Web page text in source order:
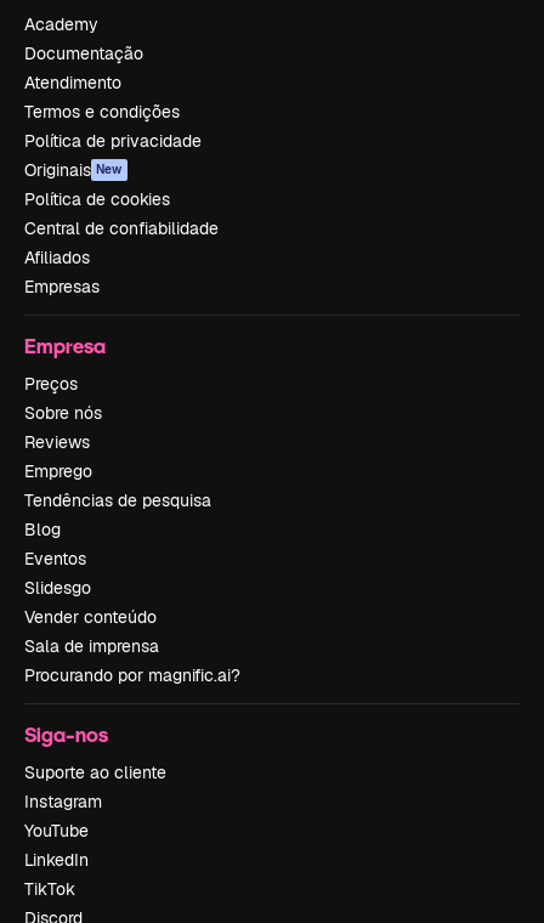
Academy
Documentação
Atendimento
Termos e condições
Política de privacidade
Originais New
Política de cookies
Central de confiabilidade
Afiliados
Empresas
Empresa
Preços
Sobre nós
Reviews
Emprego
Tendências de pesquisa
Blog
Eventos
Slidesgo
Vender conteúdo
Sala de imprensa
Procurando por magnific.ai?
Siga-nos
Suporte ao cliente
Instagram
YouTube
LinkedIn
TikTok
Discord